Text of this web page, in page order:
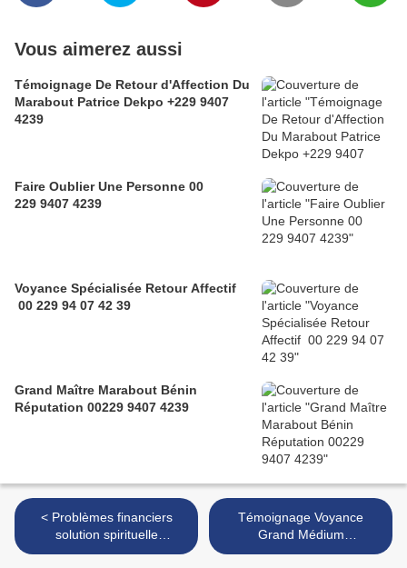
Vous aimerez aussi
Témoignage De Retour d'Affection Du
Marabout Patrice Dekpo +229 9407
4239
Faire Oublier Une Personne 00
229 9407 4239
Voyance Spécialisée Retour Affectif
00 229 94 07 42 39
Grand Maître Marabout Bénin
Réputation 00229 9407 4239
< Problèmes financiers
solution spirituelle
+229 9407 4239
Témoignage Voyance
Grand Médium
Bénin0022994074239 >